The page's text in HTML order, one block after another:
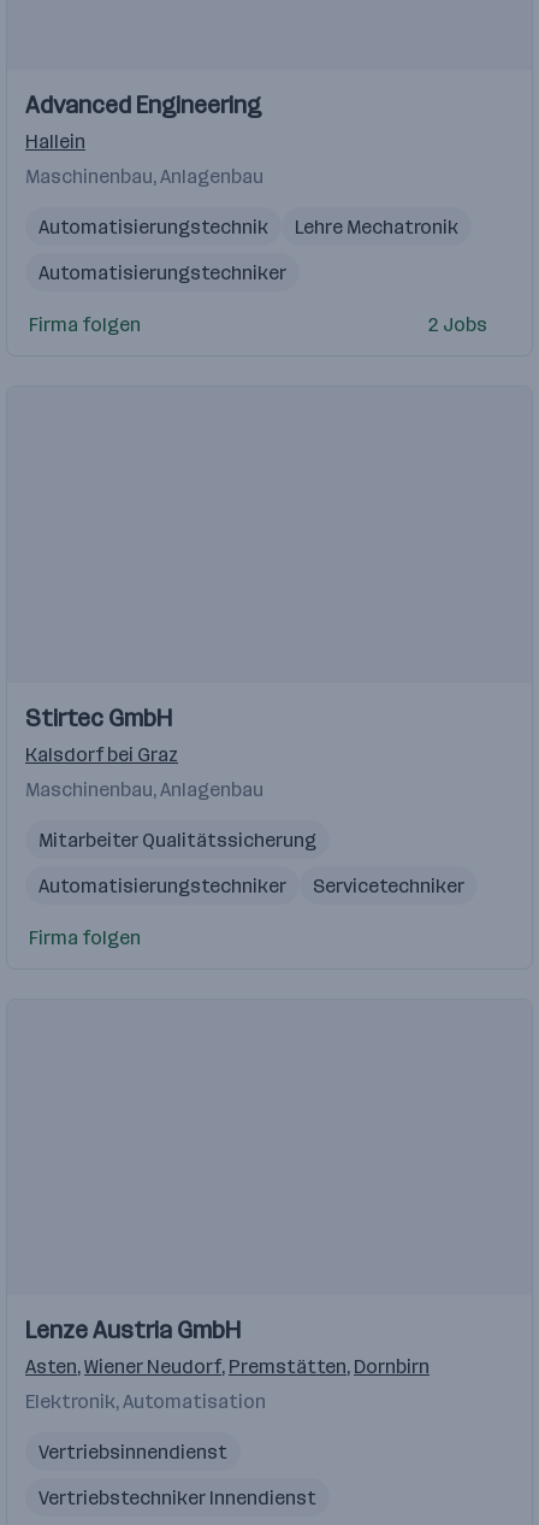
Einblicke
Advanced Engineering
Hallein
Maschinenbau, Anlagenbau
Automatisierungstechnik
Lehre Mechatronik
Automatisierungstechniker
technische Zeichnungen
Service Techniker
Firma folgen 2 Jobs
Stirtec GmbH
Kalsdorf bei Graz
Maschinenbau, Anlagenbau
Mitarbeiter Qualitätssicherung
Automatisierungstechniker
Servicetechniker
Zerspanungstechniker
Firma folgen
Lenze Austria GmbH
Asten,Wiener Neudorf, Premstätten, Dornbirn
Elektronik, Automatisation
Vertriebsinnendienst
Vertriebstechniker Innendienst